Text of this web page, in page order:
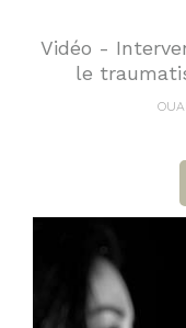
Vidéo -
le